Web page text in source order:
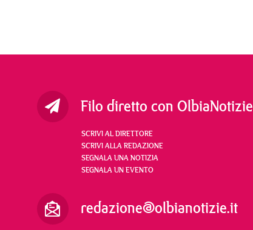
Filo diretto con OlbiaNotizie
SCRIVI AL DIRETTORE
SCRIVI ALLA REDAZIONE
SEGNALA UNA NOTIZIA
SEGNALA UN EVENTO
redazione@olbianotizie.it